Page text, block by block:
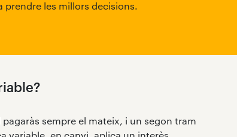
les millors decisions.
sempre el mateix, i un segon tram